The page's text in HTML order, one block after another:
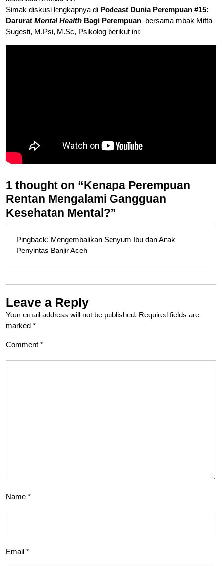
Simak diskusi lengkapnya di Podcast Dunia Perempuan #15:
Darurat Mental Health Bagi Perempuan bersama mbak Mifta
Sugesti, M.Psi, M.Sc, Psikolog berikut ini:
1 thought on “Kenapa Perempuan
Rentan Mengalami Gangguan
Kesehatan Mental?”
Pingback: Mengembalikan Senyum Ibu dan Anak
Penyintas Banjir Aceh
Leave a Reply
Your email address will not be published. Required fields are
marked *
Comment *
Name *
Email *